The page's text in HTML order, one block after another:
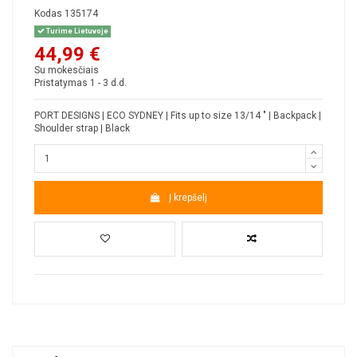
Kodas 135174
Turime Lietuvoje
44,99 €
Su mokesčiais
Pristatymas 1 - 3 d.d.
PORT DESIGNS | ECO SYDNEY | Fits up to size 13/14 " | Backpack |
Shoulder strap | Black
Į krepšelį